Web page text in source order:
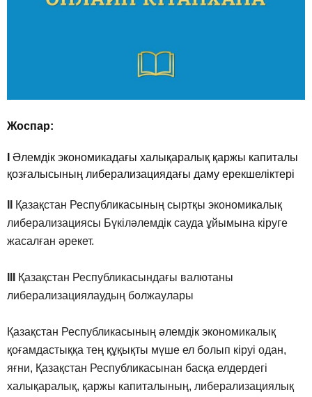
Жоспар:
Әлемдік экономикадағы халықаралық қаржы капиталы
қозғалысының либерализациядағы даму ерекшеліктері
Қазақстан Республикасының сыртқы экономикалық
либерализациясы Бүкіләлемдік сауда ұйымына кіруге
жасалған әрекет.
Қазақстан Республикасындағы валютаны
либерализациялаудың болжаулары
Қазақстан Республикасының әлемдік экономикалық
қоғамдастыққа тең құқықты мүше ел болып кіруі одан,
яғни, Қазақстан Республикасынан басқа елдердегі
халықаралық, қаржы капиталының, либерализациялық